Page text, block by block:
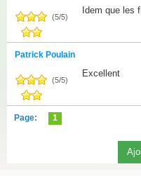
(5/5)
Idem que les
Patrick Poulain
(5/5)
Excellent
Page: 1